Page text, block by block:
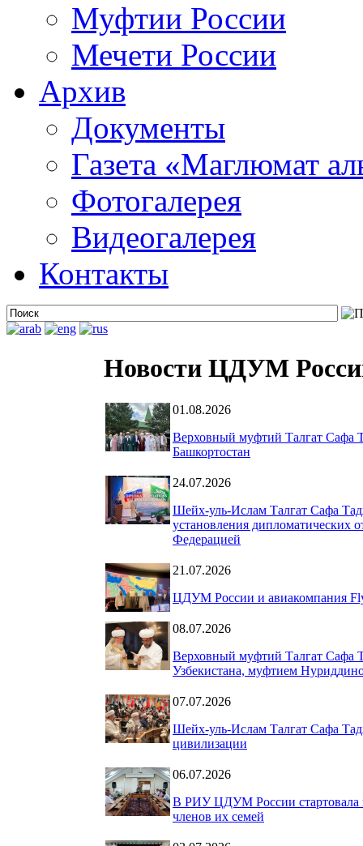
Муфтии России
Мечети России
Архив
Документы
Газета «Маглюмат
Фотогалерея
Видеогалерея
Контакты
Новости ЦДУМ
01.08.2026
Верховный муфтий Талгат Сафа
Башкортостан
24.07.2026
Шейх-уль-Ислам Талгат Сафа
установления дипломатических
Федерацией
21.07.2026
ЦДУМ России и авиакомпания
08.07.2026
Верховный муфтий Талгат Сафа
Узбекистана, муфтием
07.07.2026
Шейх-уль-Ислам Талгат Сафа
цивилизации
06.07.2026
В РИУ ЦДУМ России стартовала
членов их семей